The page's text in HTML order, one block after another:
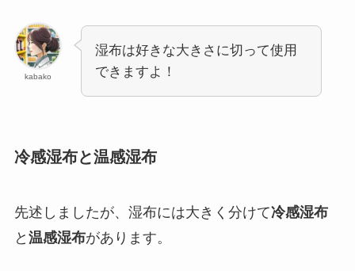
kabako
湿布は好きな大きさに切って使用
できますよ！
冷感湿布と温感湿布
先述しましたが、湿布には大きく分けて冷感湿布
と 温感湿布があります。